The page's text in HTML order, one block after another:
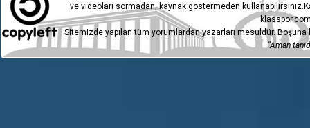
ve videoları sormadan, kaynak göstermeden
Sitemizde yapılan tüm yorumlardan yazarları mesuldür.
"Aman